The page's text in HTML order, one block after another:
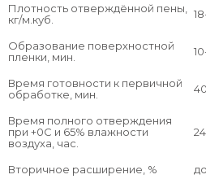
Эксплуатация баллона с
Перед применением –
Присоединить баллон к
посредством
Перед применением следует
баллоне в течение 25-30
отрегулировать объем
Нажать на спусковой крючок
заполнить шов на 2/3 его
Плотность отверждённой пены,
кг/м.куб.
Образование поверхностной
пленки, мин.
Время готовности к первичной
обработке, мин.
40
Время полного отверждения
при +0C и 65% влажности
воздуха, час.
24
Вторичное расширение, %